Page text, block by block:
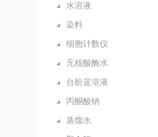
水溶液
染料
细胞计数仪
无核酸酶水
台盼蓝溶液
丙酮酸钠
蒸馏水